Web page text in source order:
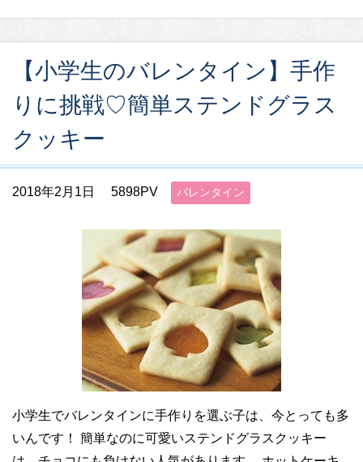
【小学生のバレンタイン】手作
りに挑戦♡簡単ステンドグラス
クッキー
2018年2月1日 5898PV バレンタイン
小学生でバレンタインに手作りを選ぶ子は、今とっても多
いんです！ 簡単なのに可愛いステンドグラスクッキー